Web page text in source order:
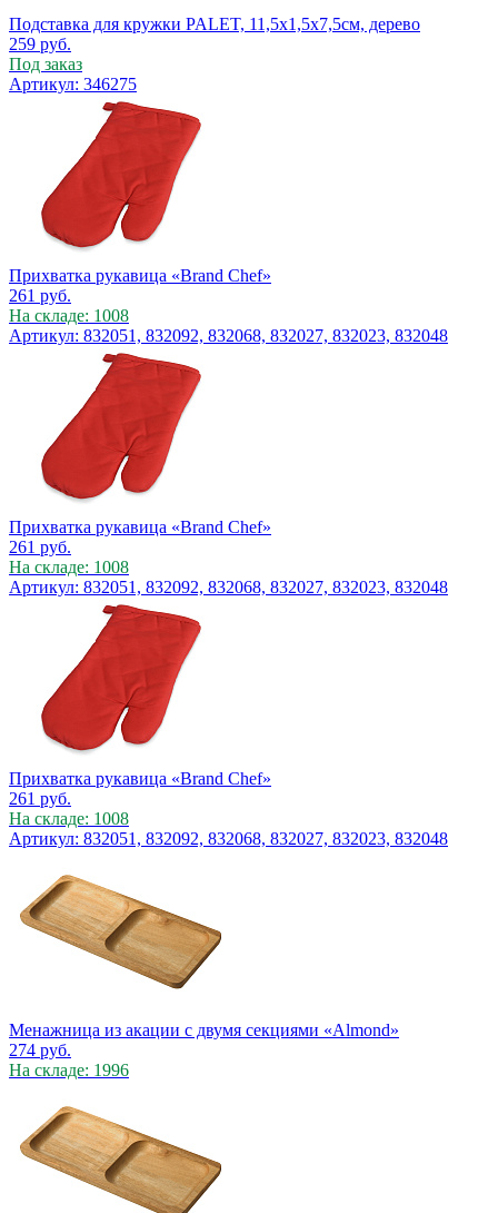
Подставка для кружки PALET, 11,5х1,5х7,5см, дерево
259 руб.
Под заказ
Артикул: 346275
Прихватка рукавица «Brand Chef»
261 руб.
На складе: 1008
Артикул: 832051, 832092, 832068, 832027, 832023, 832048
Прихватка рукавица «Brand Chef»
261 руб.
На складе: 1008
Артикул: 832051, 832092, 832068, 832027, 832023, 832048
Прихватка рукавица «Brand Chef»
261 руб.
На складе: 1008
Артикул: 832051, 832092, 832068, 832027, 832023, 832048
Менажница из акации с двумя секциями «Almond»
274 руб.
На складе: 1996